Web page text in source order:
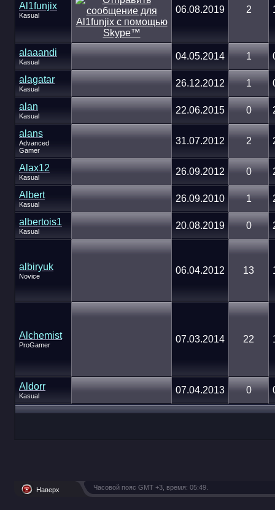
Al1funjix
Kasual
06.08.2019 2
alaaandi
Kasual
04.05.2014 1
alagatar
Kasual
26.12.2012 1
alan
Kasual
22.06.2015 0
alans
Advanced
Gamer
31.07.2012 2
Alax12
Kasual
26.09.2012 0
Albert
Kasual
26.09.2010 1
albertois1
Kasual
20.08.2019 0
albiryuk
Novice
06.04.2012 13
Alchemist
ProGamer
07.03.2014 22
Aldorr
Kasual
07.04.2013 0
Наверх Часовой пояс GMT +3, время: 05:49